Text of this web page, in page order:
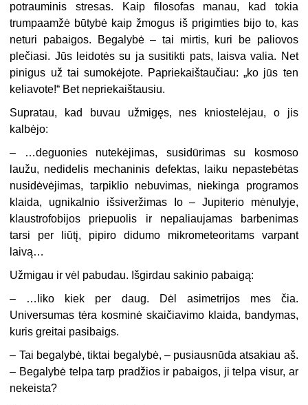
potrauminis stresas. Kaip filosofas manau, kad tokia
trumpaamžė būtybė kaip žmogus iš prigimties bijo to, kas
neturi pabaigos. Begalybė – tai mirtis, kuri be paliovos
plečiasi. Jūs leidotės su ja susitikti pats, laisva valia. Net
pinigus už tai sumokėjote. Papriekaištaučiau: „ko jūs ten
keliavote!“ Bet nepriekaištausiu.
Supratau, kad buvau užmigęs, nes kniostelėjau, o jis
kalbėjo:
– …deguonies nutekėjimas, susidūrimas su kosmoso
laužu, nedidelis mechaninis defektas, laiku nepastebėtas
nusidėvėjimas, tarpiklio nebuvimas, niekinga programos
klaida, ugnikalnio išsiveržimas Io – Jupiterio mėnulyje,
klaustrofobijos priepuolis ir nepaliaujamas barbenimas
tarsi per liūtį, pipiro didumo mikrometeoritams varpant
laivą…
Užmigau ir vėl pabudau. Išgirdau sakinio pabaigą:
– …liko kiek per daug. Dėl asimetrijos mes čia.
Universumas tėra kosminė skaičiavimo klaida, bandymas,
kuris greitai pasibaigs.
– Tai begalybė, tiktai begalybė, – pusiausnūda atsakiau aš.
– Begalybė telpa tarp pradžios ir pabaigos, ji telpa visur, ar
nekeista?